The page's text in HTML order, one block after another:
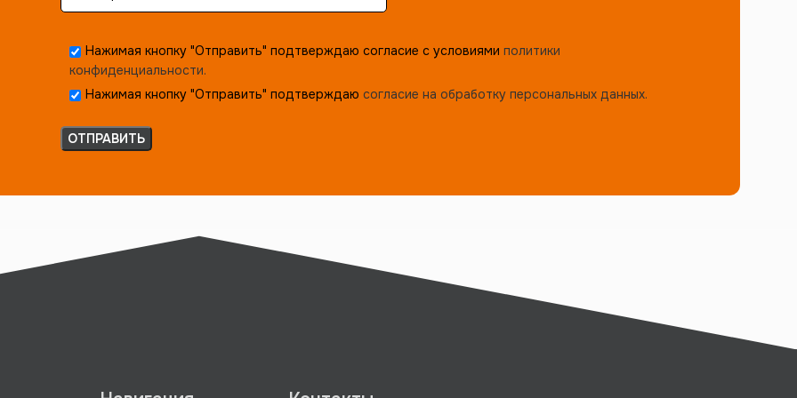
Нажимая кнопку "Отправить" подтверждаю согласие с условиямиполитики
конфиденциальности.
Нажимая кнопку "Отправить" подтверждаюсогласие на обработку персональных данных.